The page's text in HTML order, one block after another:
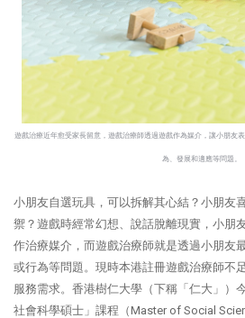
遊戲治療近年愈受家長留意，遊戲治療師透過遊戲作為媒介，讓小朋友
為、發展和適應等問題。
小朋友自選玩具，可以拆解其心結？小朋友
禦？遊戲時經常幻想、說話脫離現實，小朋
作治療媒介，而遊戲治療師就是透過小朋友
或行為等問題。現時本港註冊遊戲治療師不
服務需求。香港樹仁大學（下稱「仁大」）
社會科學碩士」課程（Master of Social